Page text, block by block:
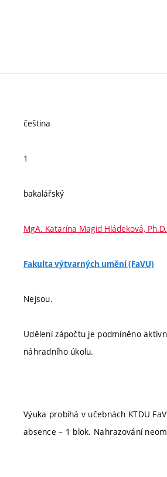
čeština
1
bakalářský
MgA. Katarína Magid Hládeková, Ph.D.
Fakulta výtvarných umění (FaVU)
Nejsou.
Udělení zápočtu je podmíněno
náhradního úkolu.
Výuka probíhá v učebnách KTDU
absence – 1 blok. Nahrazování